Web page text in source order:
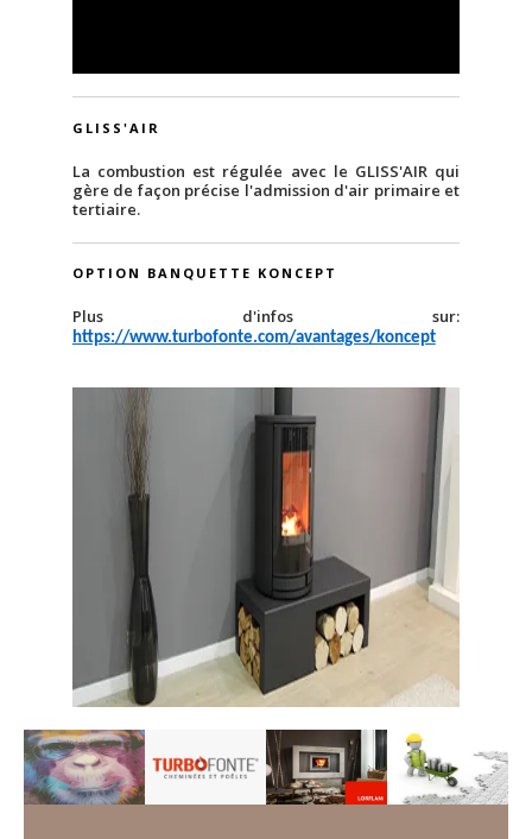
GLISS'AIR
La combustion est régulée avec le GLISS'AIR qui
gère de façon précise l'admission d'air primaire et
tertiaire.
OPTION BANQUETTE KONCEPT
Plus d'infos sur:
https://www.turbofonte.com/avantages/koncept